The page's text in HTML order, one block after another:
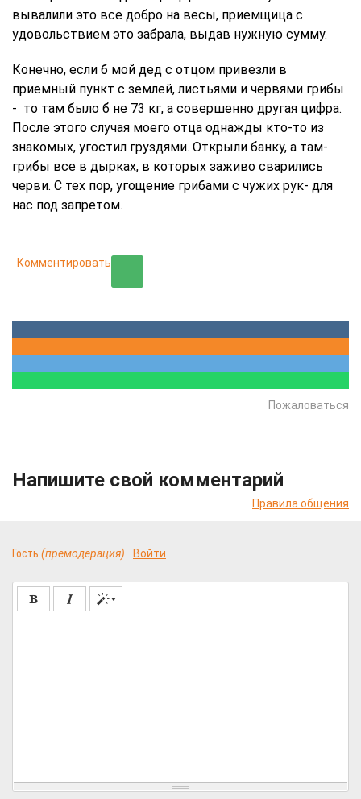
вывалили это все добро на весы, приемщица с
удовольствием это забрала, выдав нужную сумму.
Конечно, если б мой дед с отцом привезли в
приемный пункт с землей, листьями и червями грибы
- то там было б не 73 кг, а совершенно другая цифра.
После этого случая моего отца однажды кто-то из
знакомых, угостил груздями. Открыли банку, а там-
грибы все в дырках, в которых заживо сварились
черви. С тех пор, угощение грибами с чужих рук- для
нас под запретом.
Комментировать
Пожаловаться
Напишите свой комментарий
Правила общения
Гость (премодерация) Войти